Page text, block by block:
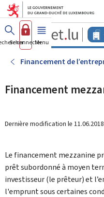
Aller au
Aller au
Se connecterMenu principal
Financement de
Financement
Dernière modification le 11.06.2018
Le financement mezzanine
prêt subordonné à moyen
investisseur (le prêteur) et
l'emprunt sous certaines